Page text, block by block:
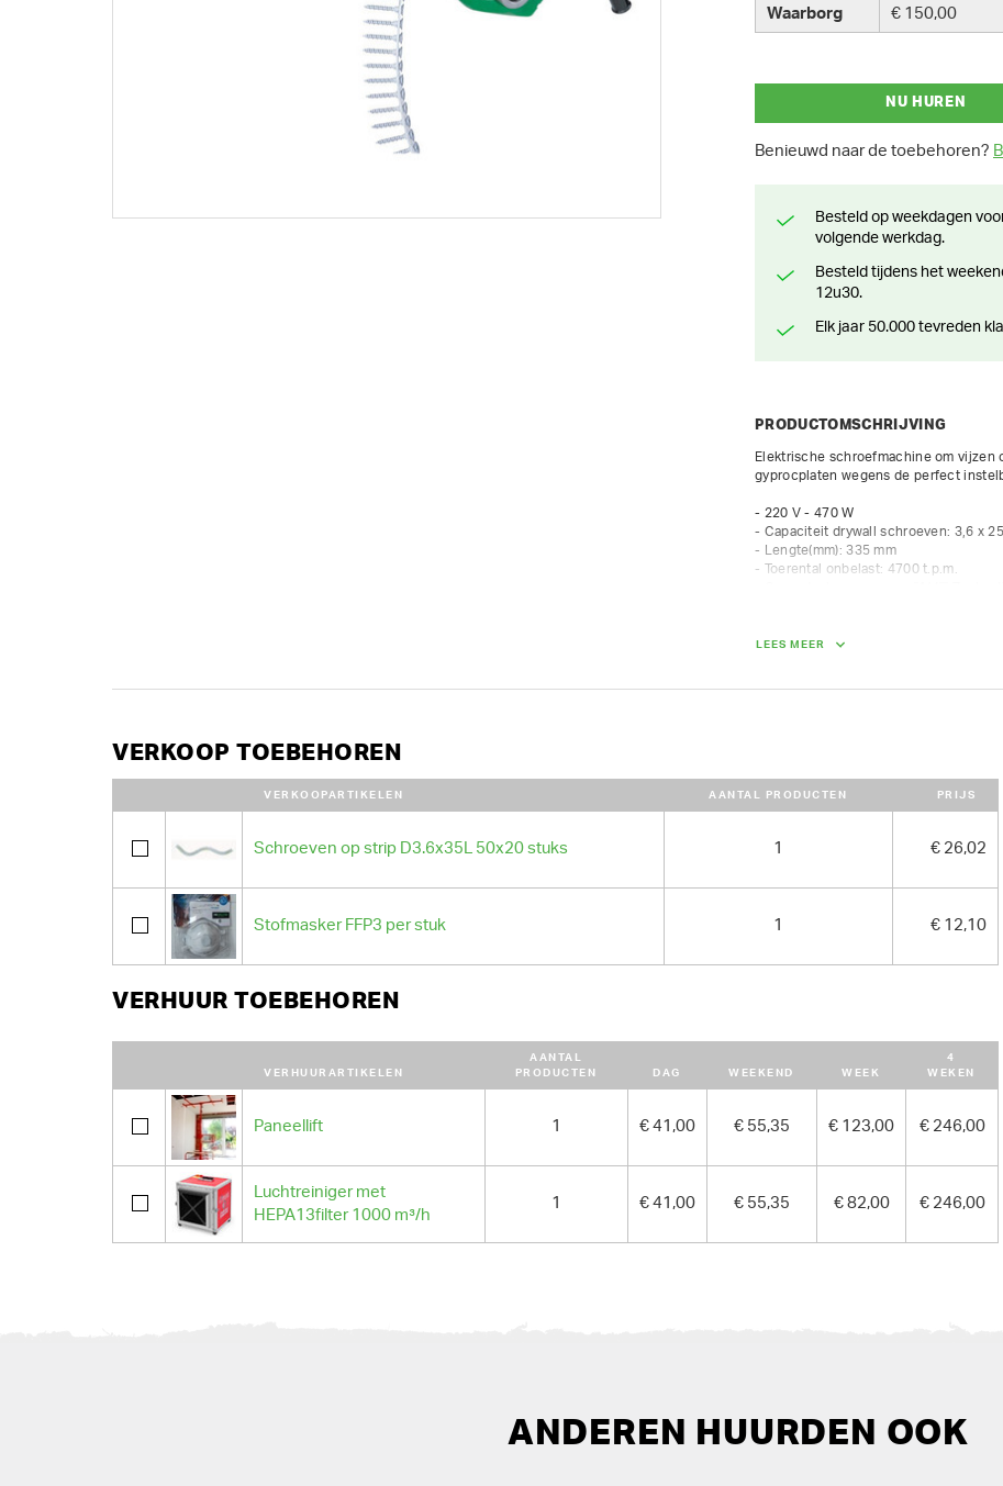
Waarborg € 150,00
NU HUREN
Benieuwd naar de toebehoren?
Besteld op weekdagen voor 13 uur? Klaar voor levering of afhaling de
volgende werkdag.
Besteld tijdens het weekend? Klaar voor levering of afhaling vanaf maandag
12u30.
Elk jaar 50.000 tevreden
PRODUCTOMSCHRIJVING
Elektrische schroefmachine om vijzen
gyprocplaten wegens de perfect
- 220 V - 470 W
- Capaciteit drywall schroeven: 3,6 x
- Lengte(mm): 335 mm
- Toerental onbelast: 4700 t.p.m.
1.70 kg
LEES MEER
VERKOOP TOEBEHOREN
VERKOOPARTIKELEN AANTAL PRODUCTEN PRIJS
Schroeven op strip D3.6x35L 50x20 stuks 1 € 26,02
Stofmasker FFP3 per stuk 1 € 12,10
VERHUUR TOEBEHOREN
VERHUURARTIKELEN
AANTAL
PRODUCTEN
DAG WEEKEND WEEK
4
WEKEN
Paneellift 1 € 41,00 € 55,35 € 123,00 € 246,00
Luchtreiniger met
HEPA13filter 1000 m³/h
1 € 41,00 € 55,35 € 82,00 € 246,00
ANDEREN HUURDEN OOK